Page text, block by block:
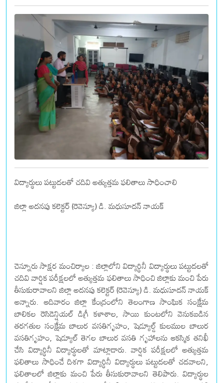
విద్యార్థులు పట్టుదలతో చదివి అత్యుత్తమ ఫలితాలు సాధించాలి
జిల్లా అదనపు కలెక్టర్ (రెవెన్యూ) డి. మధుసూదన్ నాయక్
చెన్నూరు సాక్షర మంచిర్యాల : జిల్లాలోని విద్యార్థినీ విద్యార్థులు పట్టుదలతో
చదివి వార్షిక పరీక్షలలో అత్యుత్తమ ఫలితాలు సాధించి జిల్లాకు మంచి పేరు
తీసుకురావాలని జిల్లా అదనపు కలెక్టర్ (రెవెన్యూ) డి. మధుసూదన్ నాయక్
అన్నారు. ఆదివారం జిల్లా కేంద్రంలోని తెలంగాణ సాంఘిక సంక్షేమ
బాలికల రెసిడెన్షియల్ డిగ్రీ కళాశాల, సాయి కుంటలోని వెనుకబడిన
తరగతుల సంక్షేమ బాలుర వసతిగృహం, షెడ్యూల్డ్ కులముల బాలుర
వసతిగృహం, షెడ్యూల్ తెగల బాలుర వసతి గృహాలను ఆకస్మిక తనిఖీ
చేసి విద్యార్థినీ విద్యార్థులతో మాట్లాడారు. వార్షిక పరీక్షలలో అత్యుత్తమ
ఫలితాలు సాధించే దిశగా విద్యార్థినీ విద్యార్థులు పట్టుదలతో చదవాలని,
ఫలితాలలో జిల్లాకు మంచి పేరు తీసుకురావాలని తెలిపారు. విద్యార్థుల